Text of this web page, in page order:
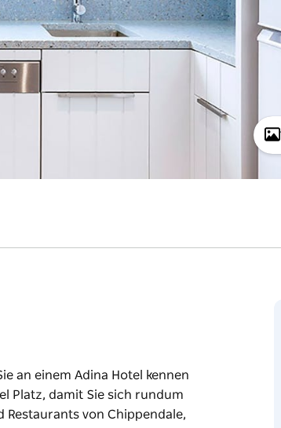
an einem Adina Hotel kennen
Platz, damit Sie sich rundum
von Chippendale,